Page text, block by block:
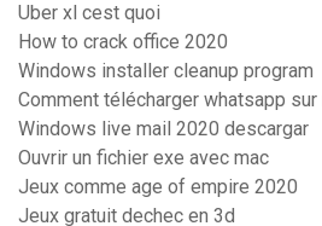
Uber xl cest quoi
How to crack office 2020
Windows installer cleanup program
Comment télécharger whatsapp
Windows live mail 2020 descargar
Ouvrir un fichier exe avec mac
Jeux comme age of empire 2020
Jeux gratuit dechec en 3d